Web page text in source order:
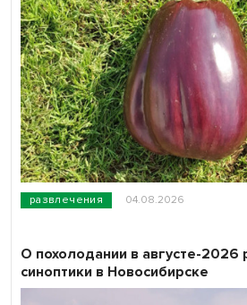
развлечения 04.08.2026
О похолодании в августе-2026
синоптики в Новосибирске